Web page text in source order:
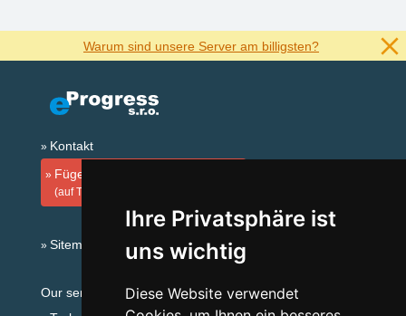
Ihre Privatsphäre ist
uns wichtig
Diese Website verwendet
Warum sind unsere Server am billigsten?
Kontakt
Fügen Sie Ihre Unterkunft hinzu
(auf Tschechisch)
Sitemap
Our servers: